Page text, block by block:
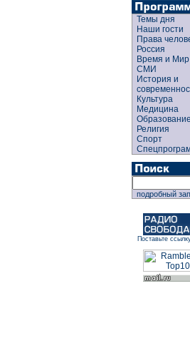
Темы дня
Наши гости
Права
Россия
Время и Мир
СМИ
История и
Культура
Медицина
Образование
Религия
Спорт
подробный
Поставьте